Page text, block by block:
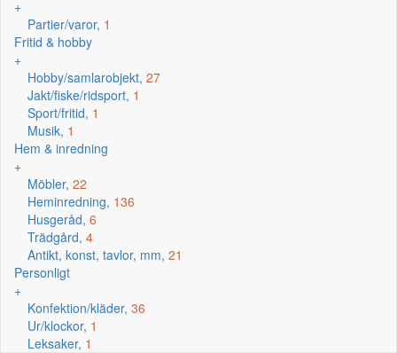
+
Partier/varor, 1
Fritid & hobby
+
Hobby/samlarobjekt, 27
Jakt/fiske/ridsport, 1
Sport/fritid, 1
Musik, 1
Hem & inredning
+
Möbler, 22
Heminredning, 136
Husgeråd, 6
Trädgård, 4
Antikt, konst, tavlor, mm, 21
Personligt
+
Konfektion/kläder, 36
Ur/klockor, 1
Leksaker, 1